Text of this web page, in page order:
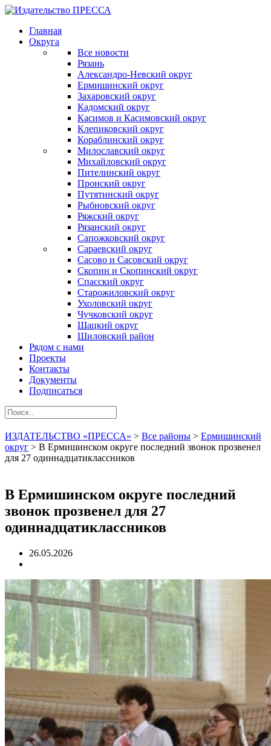
Главная
Округа
Все новости
Рязань
Александро-Невский округ
Ермишинский округ
Захаровский округ
Кадомский округ
Касимов и Касимовский округ
Клепиковский округ
Кораблинский округ
Милославский округ
Михайловский округ
Пителинский округ
Пронский округ
Путятинский округ
Рыбновский округ
Ряжский округ
Рязанский округ
Сапожковский округ
Сараевский округ
Сасово и Сасовский округ
Скопин и Скопинский округ
Спасский округ
Старожиловский округ
Ухоловский округ
Чучковский округ
Шацкий округ
Шиловский район
Рядом с нами
Проекты
Контакты
Документы
Подписаться
ИЗДАТЕЛЬСТВО «ПРЕССА» > Все районы > Ермишинский
округ > В Ермишинском округе последний звонок прозвенел
для 27 одиннадцатиклассников
В Ермишинском округе последний
звонок прозвенел для 27
одиннадцатиклассников
26.05.2026